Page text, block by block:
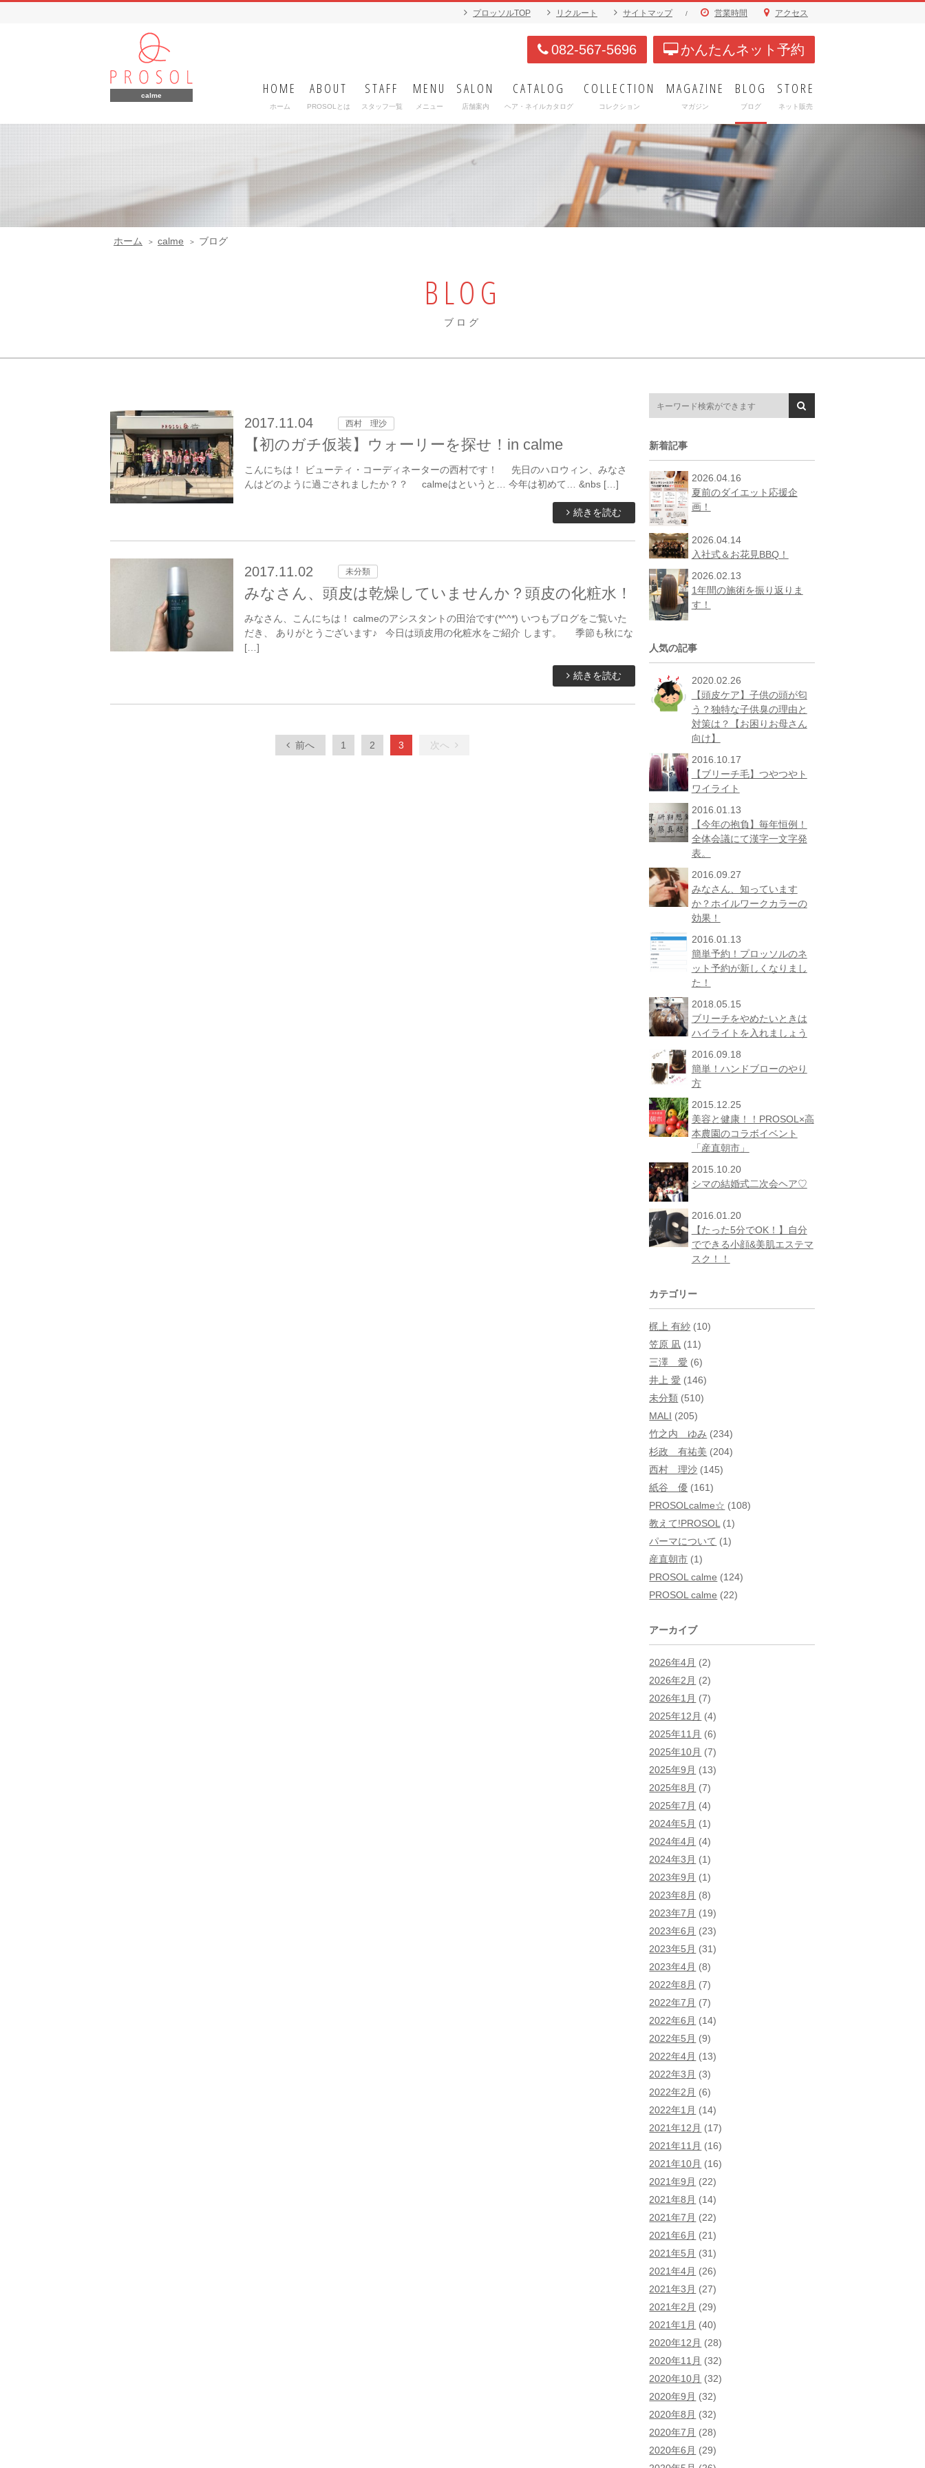
プロッソルTOP リクルート サイトマップ / 営業時間 アクセス
calme
082-567-5696 かんたんネット予約
HOME
ホーム
ABOUT
PROSOLとは
STAFF
スタッフ一覧
MENU
メニュー
SALON
店舗案内
CATALOG
ヘア・ネイルカタログ
COLLECTION
コレクション
MAGAZINE
マガジン
BLOG
ブログ
STORE
ネット販売
ホーム calme ブログ
BLOG
ブログ
2017.11.04 西村 理沙
【初のガチ仮装】ウォーリーを探せ！in calme
こんにちは！ ビューティ・コーディネーターの西村です！ 先日のハロウィン、みなさ
んはどのように過ごされましたか？？ calmeはというと… 今年は初めて… &nbs […]
続きを読む
2017.11.02 未分類
みなさん、頭皮は乾燥していませんか？頭皮の化粧水！
みなさん、こんにちは！ calmeのアシスタントの田治です(*^^*) いつもブログをご覧いた
だき、 ありがとうございます♪ 今日は頭皮用の化粧水をご紹介 します。 季節も秋にな
[…]
続きを読む
前へ 1 2 3 次へ
新着記事
2026.04.16
夏前のダイエット応援企
画！
2026.04.14
入社式＆お花見BBQ！
2026.02.13
1年間の施術を振り返りま
す！
人気の記事
2020.02.26
【頭皮ケア】子供の頭が匂
う？独特な子供臭の理由と
対策は？【お困りお母さん
向け】
2016.10.17
【ブリーチ毛】つやつやト
ワイライト
2016.01.13
【今年の抱負】毎年恒例！
全体会議にて漢字一文字発
表。
2016.09.27
みなさん、知っています
か？ホイルワークカラーの
効果！
2016.01.13
簡単予約！プロッソルのネ
ット予約が新しくなりまし
た！
2018.05.15
ブリーチをやめたいときは
ハイライトを入れましょう
2016.09.18
簡単！ハンドブローのやり
方
2015.12.25
美容と健康！！PROSOL×高
本農園のコラボイベント
「産直朝市」
2015.10.20
シマの結婚式二次会ヘア♡
2016.01.20
【たった5分でOK！】自分
でできる小顔&美肌エステマ
スク！！
カテゴリー
梶上 有紗 (10)
笠原 凪 (11)
三澤 愛 (6)
井上 愛 (146)
未分類 (510)
MALI (205)
竹之内 ゆみ (234)
杉政 有祐美 (204)
西村 理沙 (145)
紙谷 優 (161)
PROSOLcalme☆ (108)
教えて!PROSOL (1)
パーマについて (1)
産直朝市 (1)
PROSOL calme (124)
PROSOL calme (22)
アーカイブ
2026年4月 (2)
2026年2月 (2)
2026年1月 (7)
2025年12月 (4)
2025年11月 (6)
2025年10月 (7)
2025年9月 (13)
2025年8月 (7)
2025年7月 (4)
2024年5月 (1)
2024年4月 (4)
2024年3月 (1)
2023年9月 (1)
2023年8月 (8)
2023年7月 (19)
2023年6月 (23)
2023年5月 (31)
2023年4月 (8)
2022年8月 (7)
2022年7月 (7)
2022年6月 (14)
2022年5月 (9)
2022年4月 (13)
2022年3月 (3)
2022年2月 (6)
2022年1月 (14)
2021年12月 (17)
2021年11月 (16)
2021年10月 (16)
2021年9月 (22)
2021年8月 (14)
2021年7月 (22)
2021年6月 (21)
2021年5月 (31)
2021年4月 (26)
2021年3月 (27)
2021年2月 (29)
2021年1月 (40)
2020年12月 (28)
2020年11月 (32)
2020年10月 (32)
2020年9月 (32)
2020年8月 (32)
2020年7月 (28)
2020年6月 (29)